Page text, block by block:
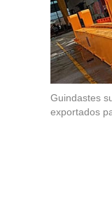
Guindastes
exportados